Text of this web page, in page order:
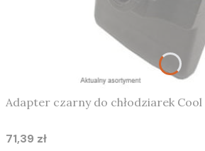
Adapter czarny do chłodziarek
Cena
71,39 zł